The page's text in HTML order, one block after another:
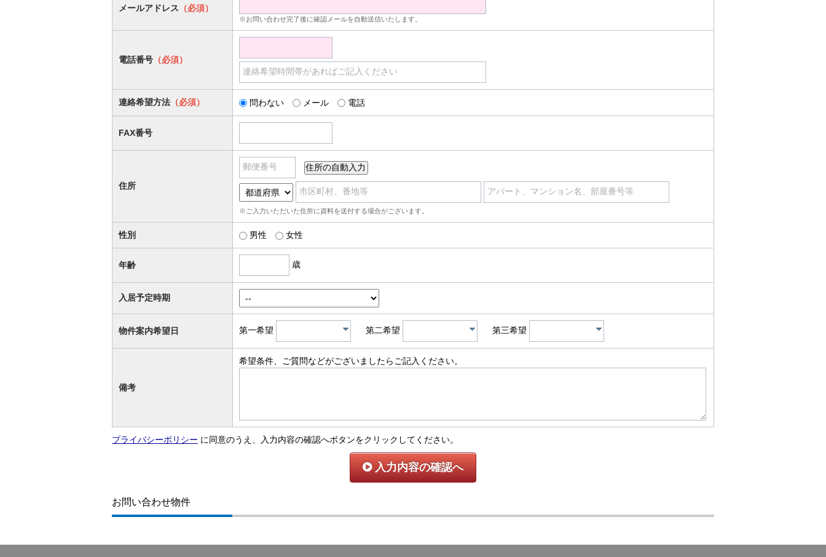
メールアドレス （必須）
※お問い合わせ完了後に確認メールを自動送信いたします。
電話番号 （必須）
連絡希望時間帯があればご記入ください
連絡希望方法 （必須） 問わない メール 電話
FAX番号
住所
郵便番号
市区町村、番地等 アパート、マンション名、部屋番号等
※ご入力いただいた住所に資料を送付する場合がございます。
性別 男性 女性
年齢 歳
入居予定時期
物件案内希望日 第一希望 第二希望 第三希望
備考
希望条件、ご質問などがございましたらご記入ください。
プライバシーポリシー に同意のうえ、入力内容の確認へボタンをクリックしてください。
入力内容の確認へ
お問い合わせ物件